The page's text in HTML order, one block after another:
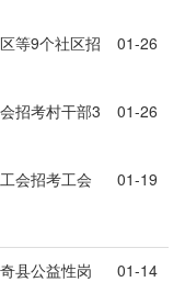
等9个社区招
01-26
招考村干部3
01-26
会招考工会
01-19
县公益性岗
01-14